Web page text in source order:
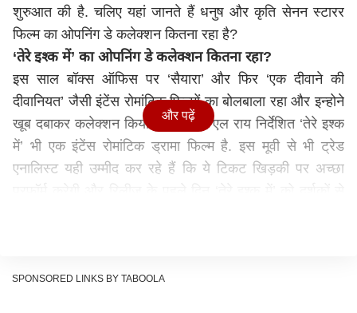
शुरुआत की है. चलिए यहां जानते हैं धनुष और कृति सेनन स्टारर
फिल्म का ओपनिंग डे कलेक्शन कितना रहा है?
‘तेरे इश्क में’ का ओपनिंग डे कलेक्शन कितना रहा?
इस साल बॉक्स ऑफिस पर ‘सैयारा’ और फिर ‘एक दीवाने की
दीवानियत’ जैसी इंटेंस रोमांटिक फिल्मों का बोलबाला रहा और इन्होने
खूब दबाकर कलेक्शन किया. वहीं आनंद एल राय निर्देशित ‘तेरे इश्क
में’ भी एक इंटेंस रोमांटिक ड्रामा फिल्म है. इस मूवी से भी ट्रेड
एनालिस्ट यही उम्मीद कर रहे हैं कि ये टिकट खिड़की पर अच्छा
साथ धनुष और कृति सेनन की इस फिल्म ने उम्मीद से बढ़कर डबल
और पढ़ें
SPONSORED LINKS BY TABOOLA